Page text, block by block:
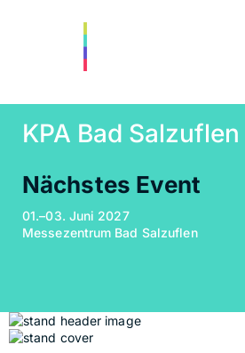
KPA Bad Salzuflen
Nächstes Event
01.–03. Juni 2027
Messezentrum Bad Salzuflen